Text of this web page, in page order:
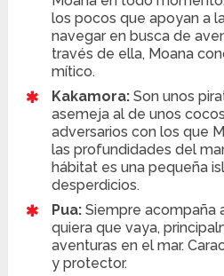
los pocos que apoyan a
navegar en busca de
través de ella, Moana
mítico.
Kakamora:Son unos
asemeja al de unos
adversarios con los que
las profundidades del
hábitat es una pequeña
desperdicios.
Pua:Siempre acompaña
quiera que vaya,
aventuras en el mar.
y protector.